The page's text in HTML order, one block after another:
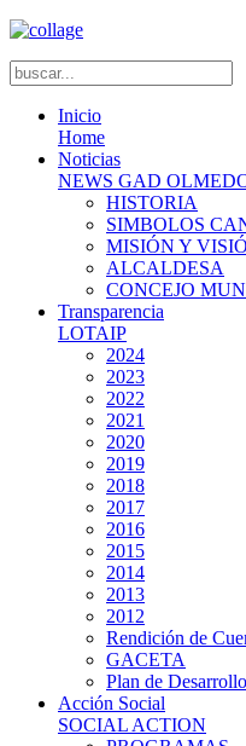
Inicio
Home
Noticias
NEWS GAD
HISTORIA
SIMBOLOS
MISIÓN Y
ALCALDESA
CONCEJO
Transparencia
LOTAIP
2024
2023
2022
2021
2020
2019
2018
2017
2016
2015
2014
2013
2012
Rendición de
GACETA
Plan de
Acción Social
SOCIAL ACTION